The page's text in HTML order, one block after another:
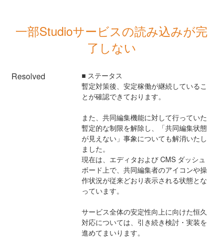
一部Studioサービスの読み込みが完
了しない
Resolved
■ ステータス
暫定対策後、安定稼働が継続しているこ
とが確認できております。
また、共同編集機能に対して行っていた
暫定的な制限を解除し、「共同編集状態
が見えない」事象についても解消いたし
ました。
現在は、エディタおよび CMS ダッシュ
ボード上で、共同編集者のアイコンや操
作状況が従来どおり表示される状態とな
っています。
サービス全体の安定性向上に向けた恒久
対応については、引き続き検討・実装を
進めてまいります。